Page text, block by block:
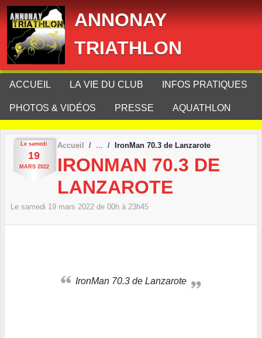
ANNONAY
TRIATHLON
ACCUEIL LA VIE DU CLUB INFOS PRATIQUES
PHOTOS & VIDÉOS PRESSE AQUATHLON
Le samedi
19
MARS 2022
Accueil IronMan 70.3 de Lanzarote
IRONMAN 70.3 DE
LANZAROTE
Le samedi 19 mars 2022 de 00h à 23h45
IronMan 70.3 de Lanzarote
Panneau de gestion des cookies